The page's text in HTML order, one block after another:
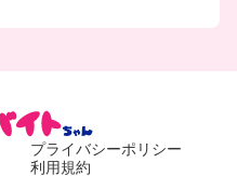
プライバシーポリシー
利用規約